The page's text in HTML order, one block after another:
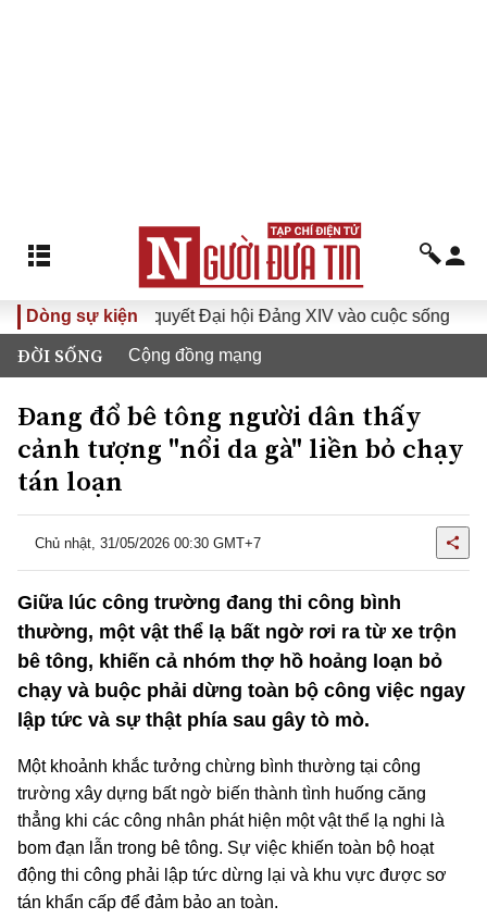
Dòng sự kiện
Đưa Nghị quyết Đại hội Đảng XIV vào cuộc sống
ĐỜI SỐNG Cộng đồng mạng
Đang đổ bê tông người dân thấy
cảnh tượng "nổi da gà" liền bỏ chạy
tán loạn
Chủ nhật, 31/05/2026 00:30 GMT+7
Giữa lúc công trường đang thi công bình
thường, một vật thể lạ bất ngờ rơi ra từ xe trộn
bê tông, khiến cả nhóm thợ hồ hoảng loạn bỏ
chạy và buộc phải dừng toàn bộ công việc ngay
lập tức và sự thật phía sau gây tò mò.
Một khoảnh khắc tưởng chừng bình thường tại công
trường xây dựng bất ngờ biến thành tình huống căng
thẳng khi các công nhân phát hiện một vật thể lạ nghi là
bom đạn lẫn trong bê tông. Sự việc khiến toàn bộ hoạt
động thi công phải lập tức dừng lại và khu vực được sơ
tán khẩn cấp để đảm bảo an toàn.